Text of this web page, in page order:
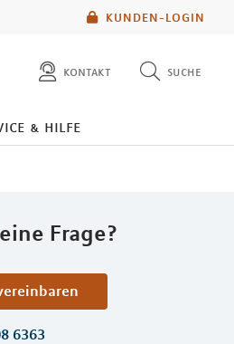
KUNDEN-LOGIN
kontakt suche
diese website durchsuchen
& hilfe
Frage?
6363